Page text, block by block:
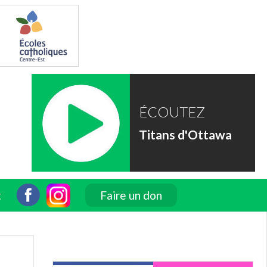
ÉCOUTEZ
Titans d'Ottawa
Faire un don